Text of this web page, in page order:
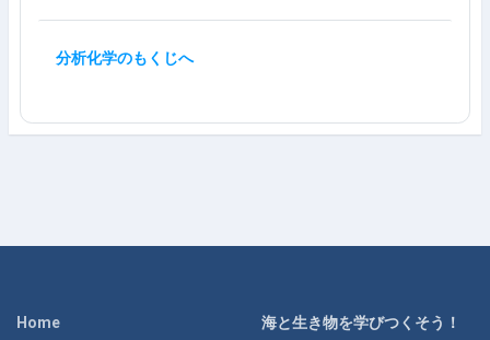
分析化学のもくじへ
Home 海と生き物を学びつくそう！